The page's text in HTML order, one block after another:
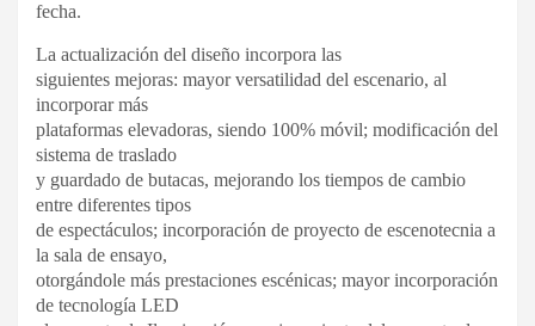
fecha.
La actualización del diseño incorpora las
siguientes mejoras: mayor versatilidad del escenario, al
incorporar más
plataformas elevadoras, siendo 100% móvil; modificación del
sistema de traslado
y guardado de butacas, mejorando los tiempos de cambio
entre diferentes tipos
de espectáculos; incorporación de proyecto de escenotecnia a
la sala de ensayo,
otorgándole más prestaciones escénicas; mayor incorporación
de tecnología LED